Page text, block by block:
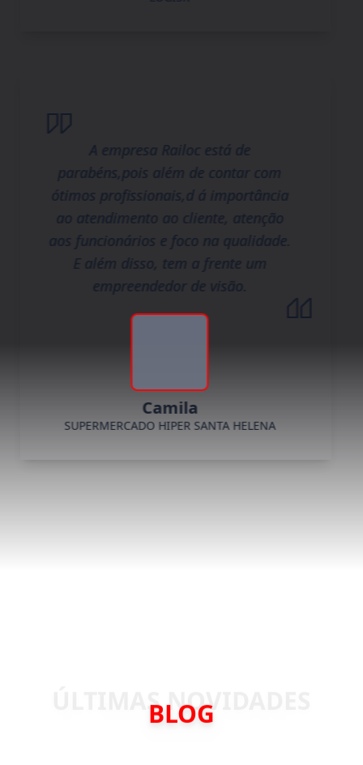
A empresa Railoc está de
parabéns,pois além de contar com
ótimos profissionais,d á importância
ao atendimento ao cliente, atenção
aos funcionários e foco na qualidade.
E além disso, tem a frente um
empreendedor de visão.
Camila
SUPERMERCADO HIPER SANTA HELENA
BLOG